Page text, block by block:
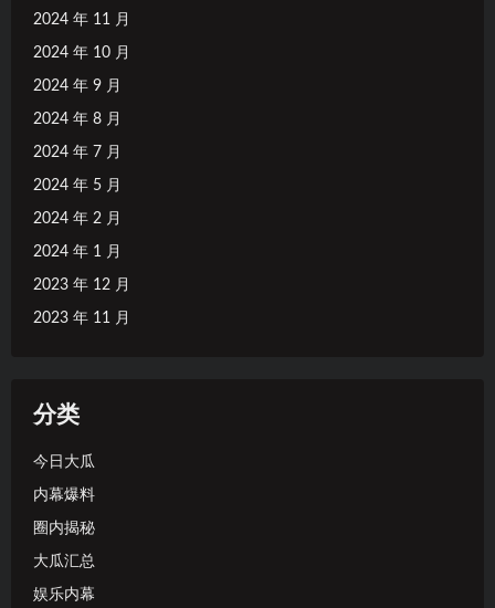
2024 年 11 月
2024 年 10 月
2024 年 9 月
2024 年 8 月
2024 年 7 月
2024 年 5 月
2024 年 2 月
2024 年 1 月
2023 年 12 月
2023 年 11 月
分类
今日大瓜
内幕爆料
圈内揭秘
大瓜汇总
娱乐内幕